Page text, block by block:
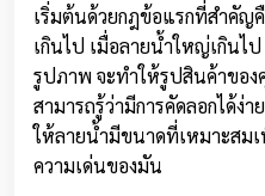
เริ่มต้นด้วยกฎข้อแรกที่สำคัญ
เกินไป เมื่อลายน้ำใหญ่เกินไ
รูปภาพ จะทำให้รูปสินค้าของ
สามารถรู้ว่ามีการคัดลอกได้ง่
ให้ลายน้ำมีขนาดที่เหมาะสม
ความเด่นของมัน